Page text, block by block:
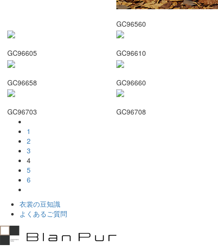
GC96560
GC96605 GC96610
GC96658 GC96660
GC96703
GC96708
1
2
3
4
5
6
衣裳の豆知識
よくあるご質問